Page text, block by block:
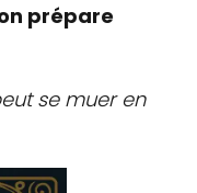
prépare
se muer en